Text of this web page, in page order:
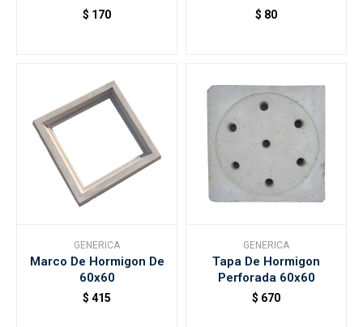
$ 170 $ 80
GENERICA
Marco De Hormigon De
60x60
$ 415
GENERICA
Tapa De Hormigon
Perforada 60x60
$ 670